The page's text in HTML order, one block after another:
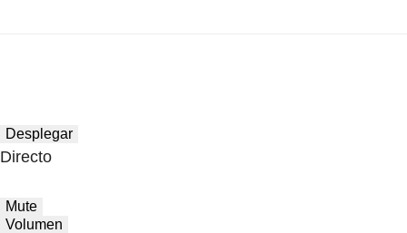
Desplegar
Directo
Mute
Volumen